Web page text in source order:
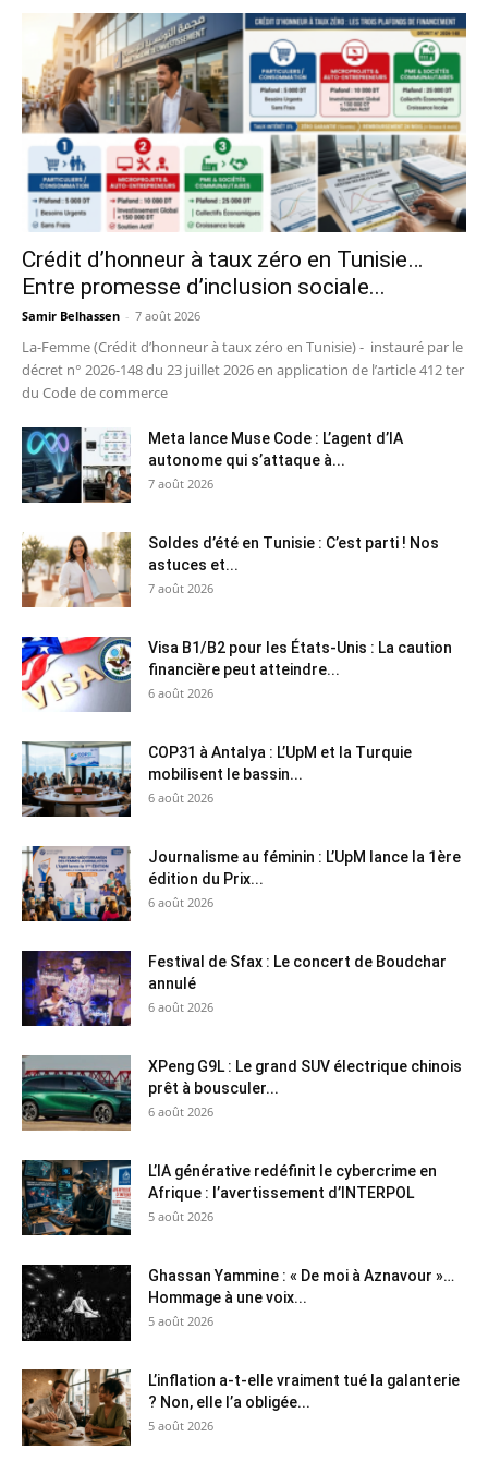
Crédit d’honneur à taux zéro en Tunisie…
Entre promesse d’inclusion sociale...
Samir Belhassen - 7 août 2026
La-Femme (Crédit d’honneur à taux zéro en Tunisie) - instauré par le
décret n° 2026-148 du 23 juillet 2026 en application de l’article 412 ter
du Code de commerce
Meta lance Muse Code : L’agent d’IA
autonome qui s’attaque à...
7 août 2026
Soldes d’été en Tunisie : C’est parti ! Nos
astuces et...
7 août 2026
Visa B1/B2 pour les États-Unis : La caution
financière peut atteindre...
6 août 2026
COP31 à Antalya : L’UpM et la Turquie
mobilisent le bassin...
6 août 2026
Journalisme au féminin : L’UpM lance la 1ère
édition du Prix...
6 août 2026
Festival de Sfax : Le concert de Boudchar
annulé
6 août 2026
XPeng G9L : Le grand SUV électrique chinois
prêt à bousculer...
6 août 2026
L’IA générative redéfinit le cybercrime en
Afrique : l’avertissement d’INTERPOL
5 août 2026
Ghassan Yammine : « De moi à Aznavour »…
Hommage à une voix...
5 août 2026
L’inflation a-t-elle vraiment tué la galanterie
? Non, elle l’a obligée...
5 août 2026